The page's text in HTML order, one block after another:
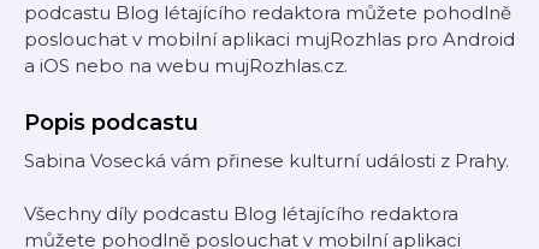
podcastu Blog létajícího redaktora můžete pohodlně
poslouchat v mobilní aplikaci mujRozhlas pro Android
a iOS nebo na webu mujRozhlas.cz.
Popis podcastu
Sabina Vosecká vám přinese kulturní události z Prahy.
Všechny díly podcastu Blog létajícího redaktora
můžete pohodlně poslouchat v mobilní aplikaci